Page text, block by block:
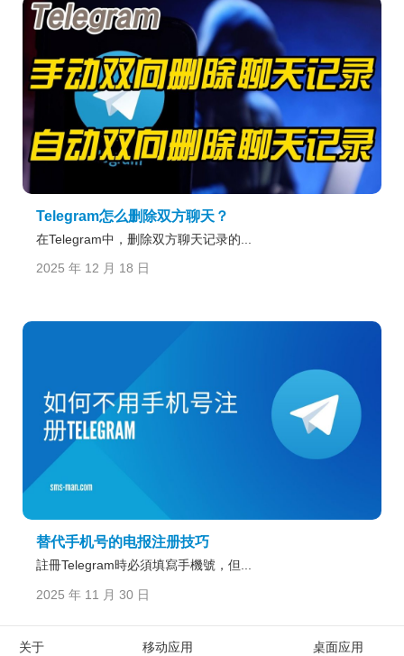
Telegram怎么删除双方聊天？
在Telegram中，删除双方聊天记录的...
2025 年 12 月 18 日
替代手机号的电报注册技巧
註冊Telegram時必須填寫手機號，但...
2025 年 11 月 30 日
关于 移动应用 桌面应用